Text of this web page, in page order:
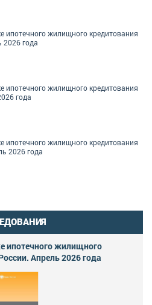
ипотечного жилищного кредитования
2026 года
ипотечного жилищного кредитования
года
ипотечного жилищного кредитования
2026 года
ипотечного жилищного
Апрель 2026 года